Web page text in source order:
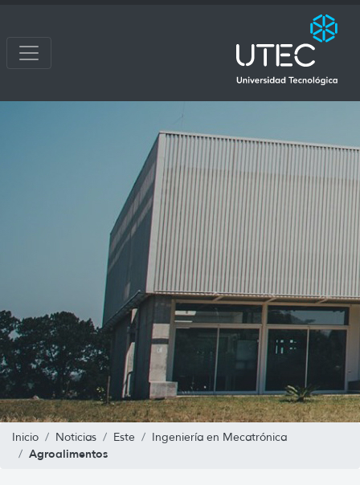
Inicio Noticias Este Ingeniería en Mecatrónica
Agroalimentos